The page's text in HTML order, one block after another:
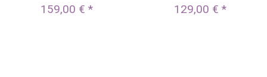
159,00 € * 129,00 € *